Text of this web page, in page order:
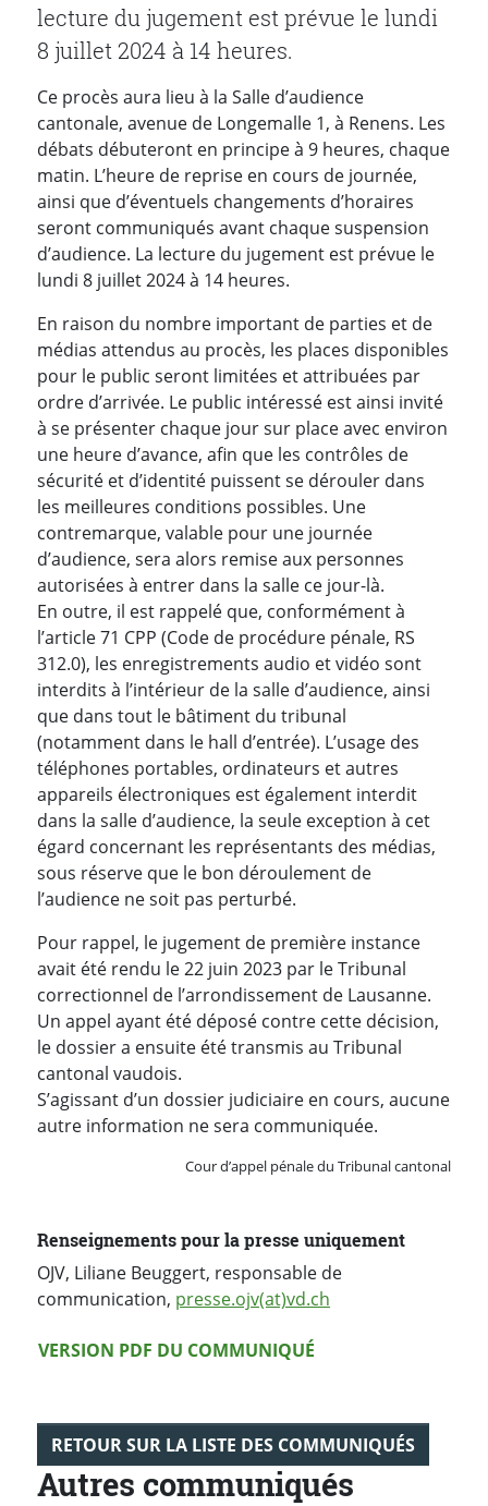
lecture du jugement est prévue le lundi
8 juillet 2024 à 14 heures.
Ce procès aura lieu à la Salle d’audience
cantonale, avenue de Longemalle 1, à Renens. Les
débats débuteront en principe à 9 heures, chaque
matin. L’heure de reprise en cours de journée,
ainsi que d’éventuels changements d’horaires
seront communiqués avant chaque suspension
d’audience. La lecture du jugement est prévue le
lundi 8 juillet 2024 à 14 heures.
En raison du nombre important de parties et de
médias attendus au procès, les places disponibles
pour le public seront limitées et attribuées par
ordre d’arrivée. Le public intéressé est ainsi invité
à se présenter chaque jour sur place avec environ
une heure d’avance, afin que les contrôles de
sécurité et d’identité puissent se dérouler dans
les meilleures conditions possibles. Une
contremarque, valable pour une journée
d’audience, sera alors remise aux personnes
autorisées à entrer dans la salle ce jour-là.
En outre, il est rappelé que, conformément à
l’article 71 CPP (Code de procédure pénale, RS
312.0), les enregistrements audio et vidéo sont
interdits à l’intérieur de la salle d’audience, ainsi
que dans tout le bâtiment du tribunal
(notamment dans le hall d’entrée). L’usage des
téléphones portables, ordinateurs et autres
appareils électroniques est également interdit
dans la salle d’audience, la seule exception à cet
égard concernant les représentants des médias,
sous réserve que le bon déroulement de
l’audience ne soit pas perturbé.
Pour rappel, le jugement de première instance
avait été rendu le 22 juin 2023 par le Tribunal
correctionnel de l’arrondissement de Lausanne.
Un appel ayant été déposé contre cette décision,
le dossier a ensuite été transmis au Tribunal
cantonal vaudois.
S’agissant d’un dossier judiciaire en cours, aucune
autre information ne sera communiquée.
Cour d’appel pénale du Tribunal cantonal
Renseignements pour la presse uniquement
OJV, Liliane Beuggert, responsable de
communication, presse.ojv(at)vd.ch
Version PDF
VERSION PDF DU COMMUNIQUÉ
RETOUR SUR LA LISTE DES COMMUNIQUÉS
Autres communiqués